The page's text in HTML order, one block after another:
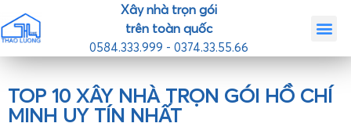
Xây nhà trọn gói
trên toàn quốc
0584.333.999 - 0374.33.55.66
TOP 10 XÂY NHÀ TRỌN GÓI HỒ CHÍ
MINH UY TÍN NHẤT